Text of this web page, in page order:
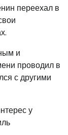
переехал в
и
проводил в
с другими
у